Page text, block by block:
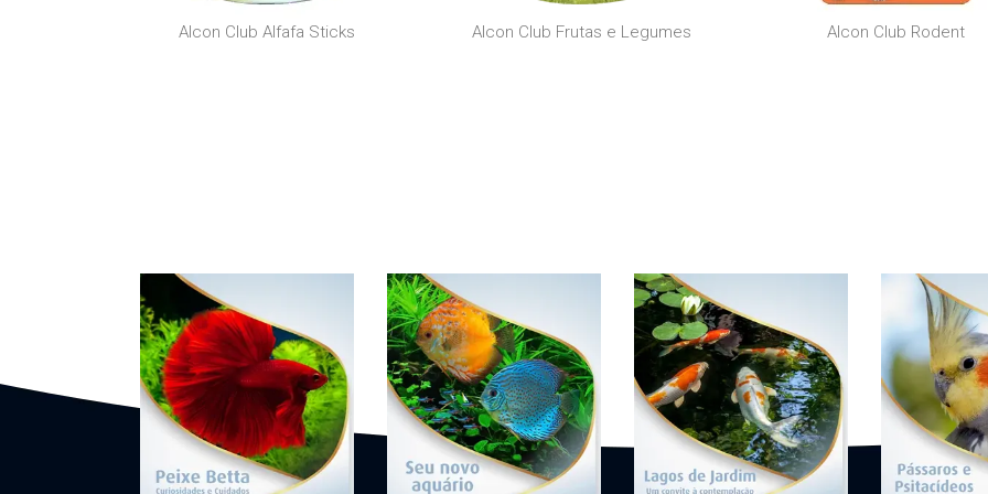
Alcon Club Alfafa Sticks Alcon Club Frutas e Legumes Alcon Club Rodent